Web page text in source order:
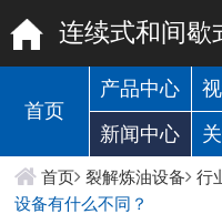
首页
产品中心
新闻中心
首页 裂解炼油设备 行
设备有什么不同？